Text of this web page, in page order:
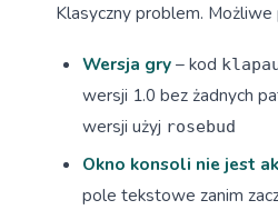
Klasyczny problem. Możliwe
Wersja gry– kod
wersji 1.0 bez żadnych
wersji użyj rosebud
Okno konsoli nie jest
pole tekstowe zanim